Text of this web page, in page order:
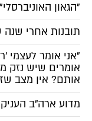
"הגאון
תובנות אחרי
"אני אומר לעצמי
אומרים שיש נזק
אותם? אין מצב
מדוע ארה"ב